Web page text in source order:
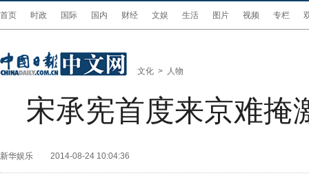
首页 时政 国际 国内 财经 文娱 生活 图片 视频 专栏
文化 > 人物
宋承宪首度来京难掩
新华娱乐 2014-08-24 10:04:36